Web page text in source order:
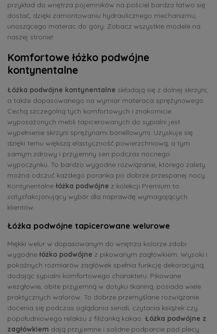
przykład do wnętrza pojemników na pościel bardzo łatwo się
dostać, dzięki zamontowaniu hydraulicznego mechanizmu,
unoszącego materac do góry. Zobacz wszystkie modele na
naszej stronie!
Komfortowe łóżko podwójne
kontynentalne
Łóżka podwójne kontynentalne składają się z dolnej skrzyni,
a także dopasowanego na wymiar materaca sprężynowego.
Cechą szczególną tych komfortowych i znakomicie
wyposażonych mebli tapicerowanych do sypialni jest
wypełnienie skrzyni sprężynami bonellowymi. Uzyskuje się
dzięki temu większą elastyczność powierzchniową, a tym
samym zdrowy i przyjemny sen podczas nocnego
wypoczynku. To bardzo wygodne rozwiązanie, którego zalety
można odczuć każdego poranka po dobrze przespanej nocy.
Kontynentalne łóżka podwójne z kolekcji Premium to
satysfakcjonujący wybór dla naprawdę wymagających
klientów.
Łóżka podwójne tapicerowane welurowe
Miękki welur w dopasowanym do wnętrza kolorze zdobi
wygodne łóżko podwójne z pikowanym zagłówkiem. Wysoki i
pokaźnych rozmiarów zagłówek spełnia funkcję dekoracyjną,
dodając sypialni komfortowego charakteru. Pikowane
wezgłowie, obite przyjemną w dotyku tkaniną, posiada wiele
praktycznych walorów. To dobrze przemyślane rozwiązanie
docenia się podczas oglądania seriali, czytania książek czy
popołudniowego relaksu z filiżanką kakao. Łóżka podwójne z
zagłówkiem dają przyjemne i solidne podparcie pod plecy.